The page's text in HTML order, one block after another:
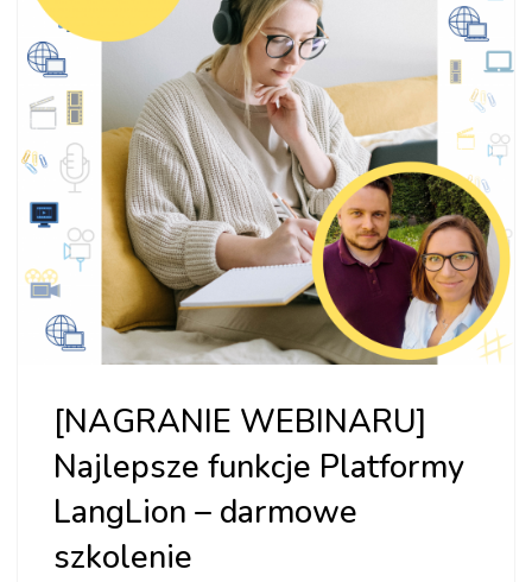
[NAGRANIE WEBINARU]
Najlepsze funkcje Platformy
LangLion – darmowe
szkolenie